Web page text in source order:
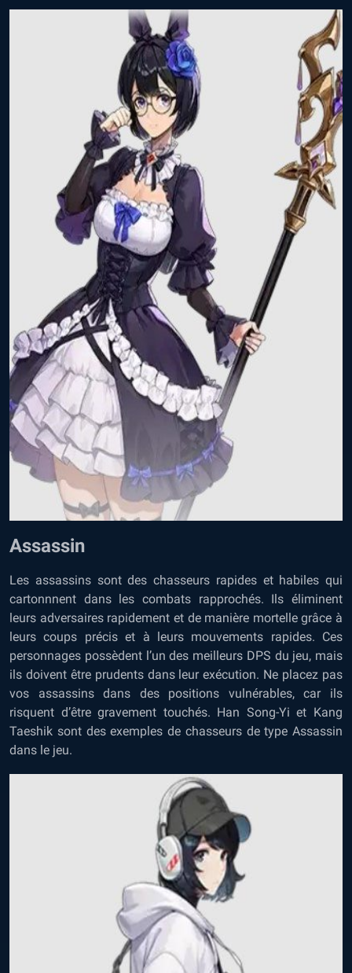
Assassin
Les assassins sont des chasseurs rapides et habiles qui
cartonnnent dans les combats rapprochés. Ils éliminent
leurs adversaires rapidement et de manière mortelle grâce à
leurs coups précis et à leurs mouvements rapides. Ces
personnages possèdent l’un des meilleurs DPS du jeu, mais
ils doivent être prudents dans leur exécution. Ne placez pas
vos assassins dans des positions vulnérables, car ils
risquent d’être gravement touchés. Han Song-Yi et Kang
Taeshik sont des exemples de chasseurs de type Assassin
dans le jeu.